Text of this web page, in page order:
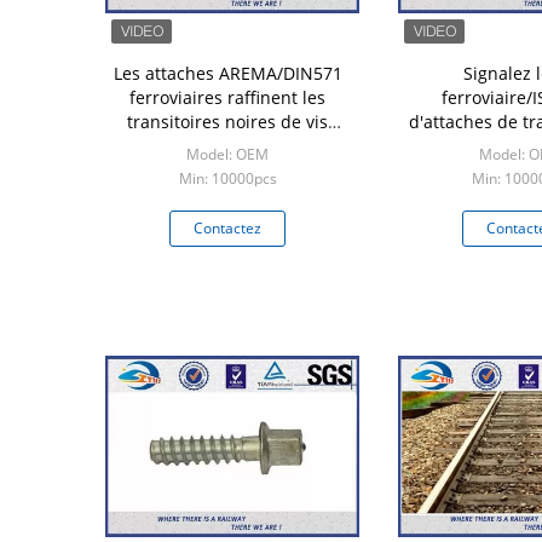
Les attaches AREMA/DIN571
ferroviaires raffinent les
transitoires noires de vis
d'huile
Model: OEM
Min: 10000pcs
Contactez
Signalez
ferroviaire/
d'attaches de
voie de
d'ancre de
Model:
Min: